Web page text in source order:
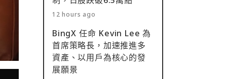
12 hours ago
BingX 任命 Kevin Lee 為
首席策略長，加速推進多
資產、以用戶為核心的發
展願景